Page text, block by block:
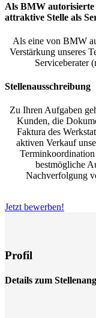
Als BMW
attraktive Stelle als
Als eine von BMW
Verstärkung unseres
Serviceberater
Stellenausschreibung
Zu Ihren Aufgaben
Kunden, die
Faktura des
aktiven Verkauf
bestmögliche
Nachverfolgung
Jetzt bewerben!
Profil
Details zum